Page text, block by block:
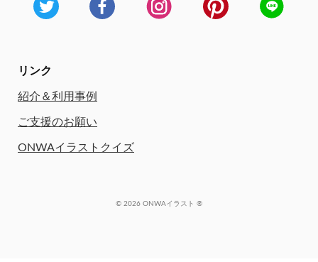
リンク
紹介＆利用事例
ご支援のお願い
ONWAイラストクイズ
© 2026 ONWAイラスト ®